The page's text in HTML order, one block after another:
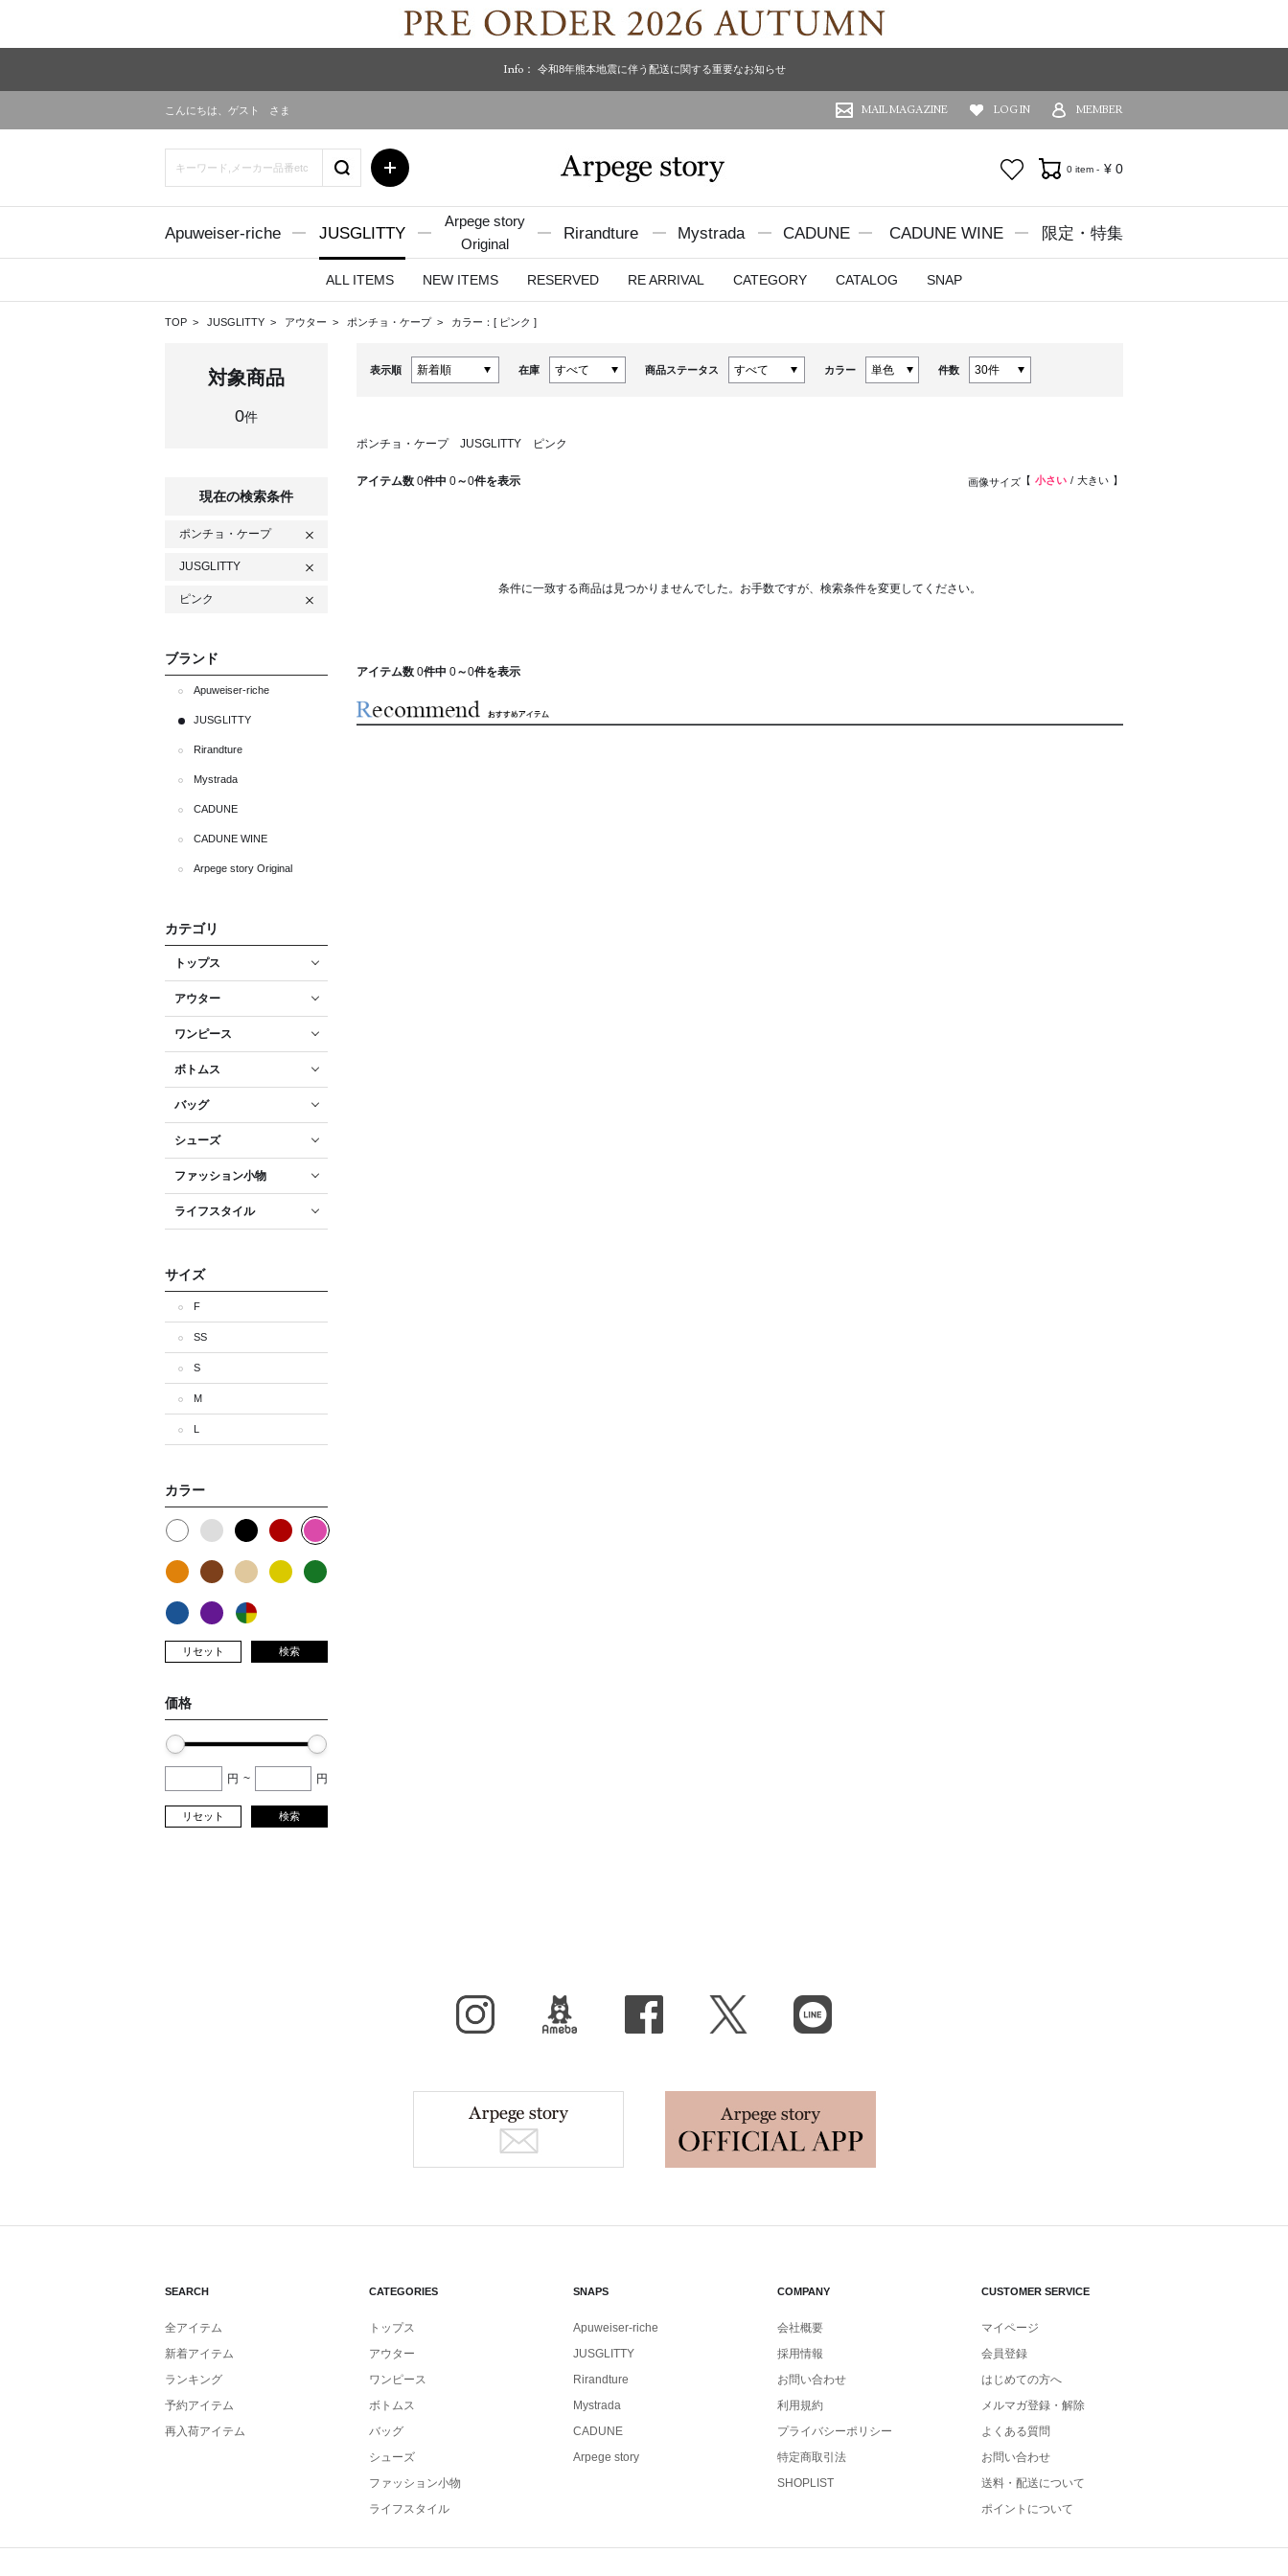
Info： 令和8年熊本地震に伴う配送に関する重要なお知らせ
こんにちは、 ゲスト さま MAIL MAGAZINE LOG IN MEMBER
お気に入り0 item - ¥ 0
Apuweiser-riche JUSGLITTY
Arpege story
Original
Rirandture Mystrada CADUNE CADUNE WINE 限定・特集
ALL ITEMS NEW ITEMS RESERVED RE ARRIVAL CATEGORY CATALOG SNAP
TOP JUSGLITTY アウター ポンチョ・ケープ カラー：[ ピンク ]
対象商品
0件
現在の検索条件
ポンチョ・ケープ
JUSGLITTY
ピンク
ブランド
Apuweiser-riche
JUSGLITTY
Rirandture
Mystrada
CADUNE
CADUNE WINE
Arpege story Original
カテゴリ
トップス
アウター
ワンピース
ボトムス
バッグ
シューズ
ファッション小物
ライフスタイル
サイズ
F
SS
S
M
L
カラー
リセット 検索
価格
円 ~ 円
リセット 検索
表示順 在庫 商品ステータス カラー 件数
ポンチョ・ケープ JUSGLITTY ピンク
アイテム数 0件中 0～0件を表示 画像サイズ 小さい 大きい
条件に一致する商品は見つかりませんでした。お手数ですが、検索条件を変更してください。
アイテム数 0件中 0～0件を表示
X（旧Twitter）
SEARCH
全アイテム
新着アイテム
ランキング
予約アイテム
再入荷アイテム
CATEGORIES
トップス
アウター
ワンピース
ボトムス
バッグ
シューズ
ファッション小物
ライフスタイル
SNAPS
Apuweiser-riche
JUSGLITTY
Rirandture
Mystrada
CADUNE
Arpege story
COMPANY
会社概要
採用情報
お問い合わせ
利用規約
プライバシーポリシー
特定商取引法
SHOPLIST
CUSTOMER SERVICE
マイページ
会員登録
はじめての方へ
メルマガ登録・解除
よくある質問
お問い合わせ
送料・配送について
ポイントについて